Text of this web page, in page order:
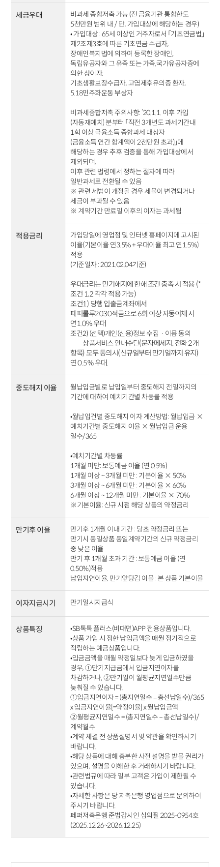
세금우대
비과세 종합저축 가능 (전 금융기관 통합한도
5천만원 범위 내 / 단, 가입대상에 해당하는 경우)
• 가입대상 : 65세 이상인 거주자로서 「기초연금법」
제2조제3호에 따른 기초연금 수급자,
장애인복지법에 의하여 등록한 장애인,
독립유공자와 그 유족 또는 가족,국가유공자증에
의한 상이자,
기초생활보장수급자, 고엽제후유의증 환자,
5.18민주화운동 부상자
비과세종합저축 주의사항: ’20.1.1. 이후 가입
(자동재예치) 분부터 「직전 3개년도 과세기간내
1회 이상 금융소득 종합과세 대상자
(금융소득 연간 합계액이 2천만원 초과)」에
해당하는 경우 추후 검증을 통해 가입대상에서
제외되며,
이후 관련 법령에서 정하는 절차에 따라
일반과세로 전환될 수 있음
※ 관련 세법이 개정될 경우 세율이 변경되거나
세금이 부과될 수 있음
※ 계약기간 만료일 이후의 이자는 과세됨
적용금리
가입당일에 영업점 및 인터넷 홈페이지에 고시된
이율(기본이율 연3.5% + 우대이율 최고 연1.5%)
적용
(기준일자 : 2021.02.04기준)
우대금리는 만기해지에 한해 조건 충족 시 적용 (*
조건 1,2 각각 적용 가능)
조건1) 당행 입출금계좌에서
페퍼룰루2030적금으로 6회 이상 자동이체 시
연1.0% 우대
조건2) (선택)개인(신용)정보 수집ㆍ이용 동의
상품서비스 안내수단(문자메세지, 전화 2개
항목) 모두 동의시(신규일부터 만기일까지 유지)
연 0.5% 우대.
중도해지 이율
월납입금별로 납입일부터 중도해지 전일까지의
기간에 대하여 예치기간별 차등률 적용
•월납입건별 중도해지 이자 계산방법: 월납입금 ×
예치기간별 중도해지 이율 × 월납입금 운용
일수/365
•예치기간별 차등률
1개월 미만: 보통예금 이율 (연 0.5%)
1개월 이상 ~ 3개월 미만 : 기본이율 × 50%
3개월 이상 ~ 6개월 미만 : 기본이율 × 60%
6개월 이상 ~ 12개월 미만 : 기본이율 × 70%
※기본이율: 신규 시점 해당 상품의 약정금리
만기후 이율
만기후 1개월 이내 기간 : 당초 약정금리 또는
만기시 동일상품 동일계약기간의 신규 약정금리
중 낮은 이율
만기 후 1개월 초과 기간 : 보통예금 이율 (연
0.50%)적용
납입지연이율, 만기앞당김 이율 : 본 상품 기본이율
이자지급시기 만기일시지급식
상품특징
•SB톡톡 플러스(비대면)APP 전용상품입니다.
•상품 가입 시 정한 납입금액을 매월 정기적으로
적립하는 예금상품입니다.
•입금금액을 매월 약정일보다 늦게 입금하였을
경우, ①만기지급금에서 입금지연이자를
차감하거나, ②만기일이 월평균지연일수만큼
늦춰질 수 있습니다.
①입금지연이자 = (총지연일수 – 총선납일수)/365
x 입금지연이율[=약정이율] x 월납입금액
②월평균지연일수 = (총지연일수 – 총선납일수)/
계약월수
•계약 체결 전 상품설명서 및 약관을 확인하시기
바랍니다.
•해당 상품에 대해 충분한 사전 설명을 받을 권리가
있으며, 설명을 이해한 후 거래하시기 바랍니다.
•관련법규에 따라 일부 고객은 가입이 제한될 수
있습니다.
•자세한 사항은 당 저축은행 영업점으로 문의하여
주시기 바랍니다.
페퍼저축은행 준법감시인 심의필 2025-0954호
(2025.12.26~2026.12.25)